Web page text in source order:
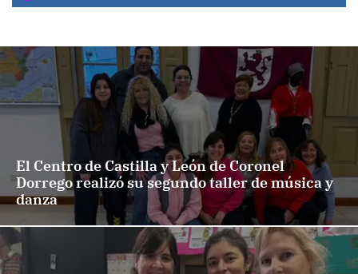
El Centro de Castilla y León de Coronel
Dorrego realizó su segundo taller de música y
danza